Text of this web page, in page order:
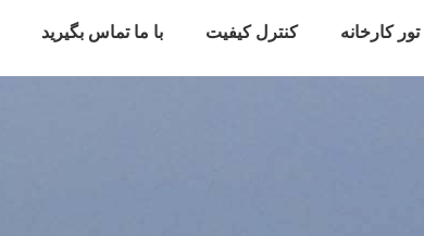
تور کارخانه کنترل کیفیت با ما تماس بگیرید